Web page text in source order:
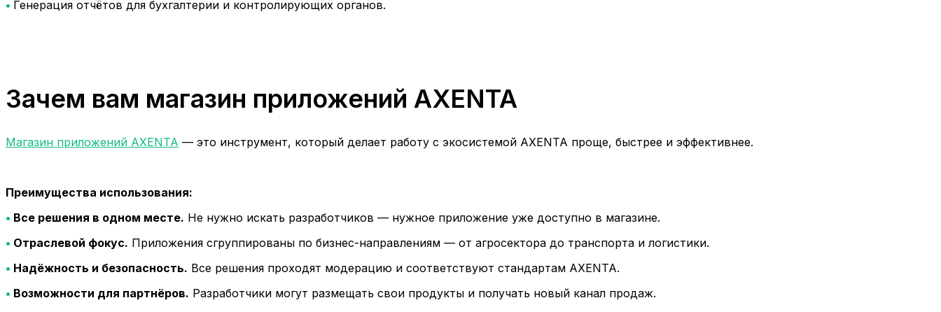
• Генерация отчётов для бухгалтерии и контролирующих органов.
Зачем вам магазин приложений AXENTA
Магазин приложений AXENTA — это инструмент, который делает работу с экосистемой AXENTA проще, быстрее и эффективнее.
Преимущества использования:
• Все решения в одном месте. Не нужно искать разработчиков — нужное приложение уже доступно в магазине.
• Отраслевой фокус. Приложения сгруппированы по бизнес-направлениям — от агросектора до транспорта и логистики.
• Надёжность и безопасность. Все решения проходят модерацию и соответствуют стандартам AXENTA.
• Возможности для партнёров. Разработчики могут размещать свои продукты и получать новый канал продаж.